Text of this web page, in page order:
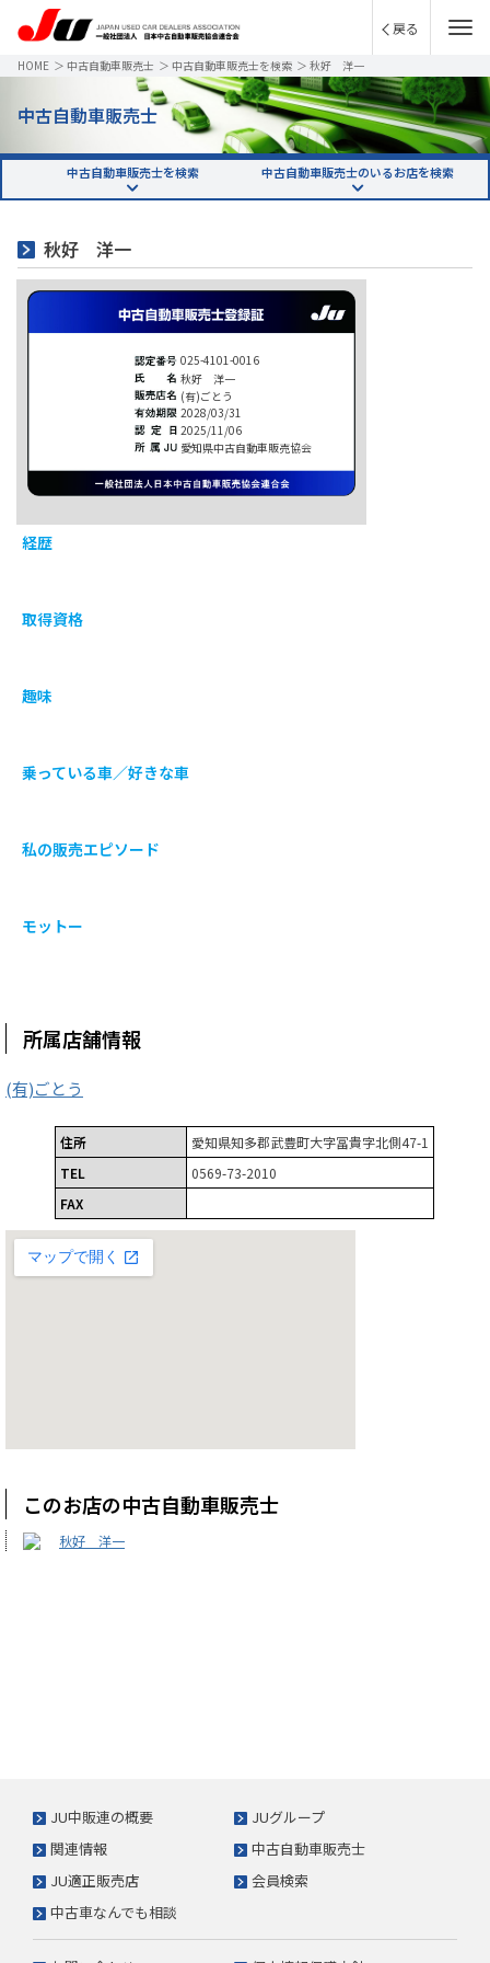
戻る
HOME ＞ 中古自動車販売士 ＞ 中古自動車販売士を検索 ＞ 秋好 洋一
中古自動車販売士
中古自動車販売士を検索 中古自動車販売士のいるお店を検索
秋好 洋一
025-4101-0016
秋好 洋一
(有)ごとう
2028/03/31
2025/11/06
愛知県中古自動車販売協会
経歴
取得資格
趣味
乗っている車／好きな車
私の販売エピソード
モットー
所属店舗情報
(有)ごとう
住所
愛知県知多郡武豊町大字冨貴字北側47-1
TEL
0569-73-2010
FAX
このお店の中古自動車販売士
秋好 洋一
JU中販連の概要
JUグループ
関連情報
中古自動車販売士
JU適正販売店
会員検索
中古車なんでも相談